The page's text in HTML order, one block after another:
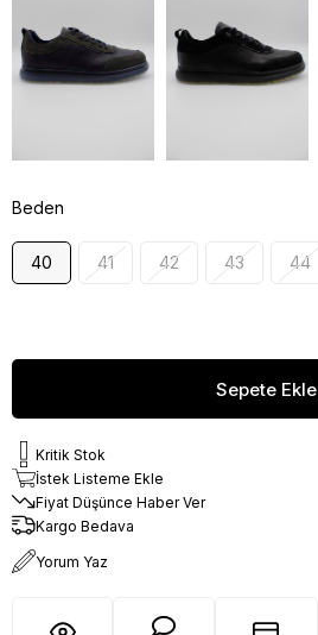
Beden
40 41 42 43 44
Kritik Stok
İstek Listeme Ekle
Fiyat Düşünce Haber Ver
Kargo Bedava
Yorum Yaz